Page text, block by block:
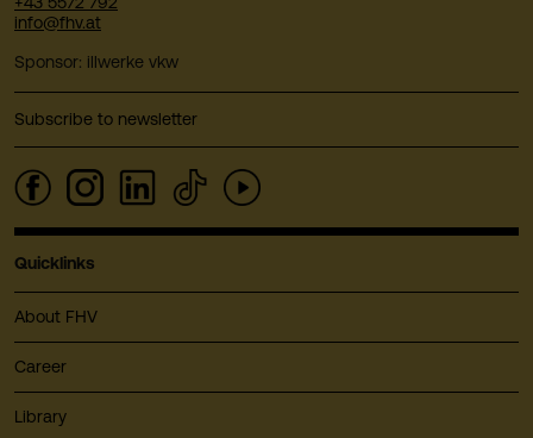
info@fhv.at
Sponsor: illwerke vkw
Subscribe to newsletter
Quicklinks
About FHV
Career
Library